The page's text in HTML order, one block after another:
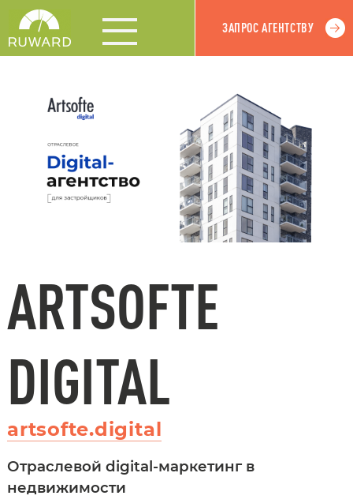
ЗАПРОС АГЕНТСТВУ
ARTSOFTE
DIGITAL
artsofte.digital
Отраслевой digital-маркетинг в
недвижимости